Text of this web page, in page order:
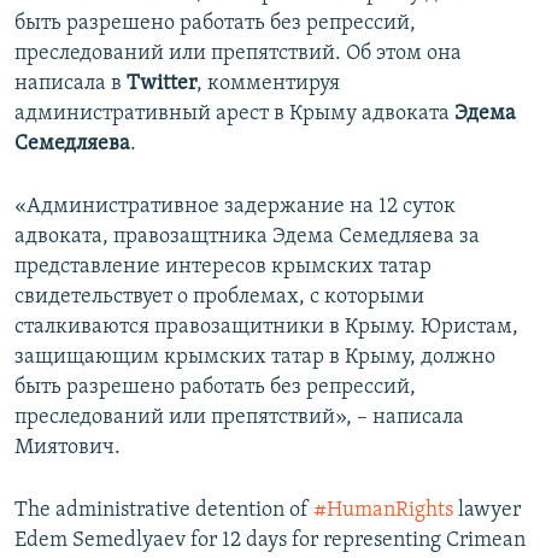
быть разрешено работать без репрессий,
преследований или препятствий. Об этом она
написала в Twitter, комментируя
административный арест в Крыму адвоката Эдема
Семедляева.
«Административное задержание на 12 суток
адвоката, правозащтника Эдема Семедляева за
представление интересов крымских татар
свидетельствует о проблемах, с которыми
сталкиваются правозащитники в Крыму. Юристам,
защищающим крымских татар в Крыму, должно
быть разрешено работать без репрессий,
преследований или препятствий», – написала
Миятович.
The administrative detention of #HumanRights lawyer
Edem Semedlyaev for 12 days for representing Crimean